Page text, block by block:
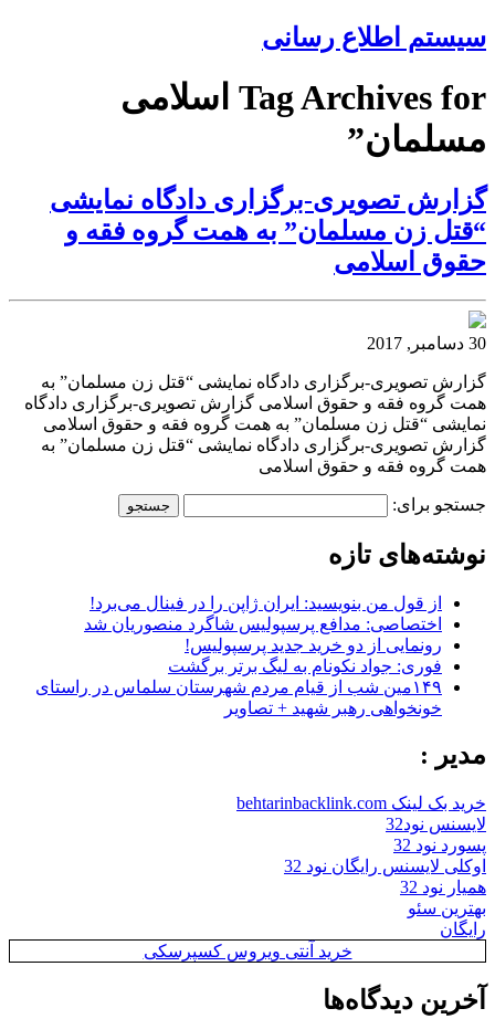
سیستم اطلاع رسانی
Tag Archives for اسلامی
مسلمان”
گزارش تصویری-برگزاری دادگاه نمایشی
“قتل زن مسلمان” به همت گروه فقه و
حقوق اسلامی
30 دسامبر, 2017
گزارش تصویری-برگزاری دادگاه نمایشی “قتل زن مسلمان” به
همت گروه فقه و حقوق اسلامی گزارش تصویری-برگزاری دادگاه
نمایشی “قتل زن مسلمان” به همت گروه فقه و حقوق اسلامی
گزارش تصویری-برگزاری دادگاه نمایشی “قتل زن مسلمان” به
همت گروه فقه و حقوق اسلامی
جستجو برای:
نوشته‌های تازه
از قول من بنویسید: ایران ژاپن را در فینال می‌برد!
اختصاصی: مدافع پرسپولیس شاگرد منصوریان شد
رونمایی از دو خرید جدید پرسپولیس!
فوری: جواد نکونام به لیگ برتر برگشت
۱۴۹مین شب از قیام مردم شهرستان سلماس در راستای
خونخواهی رهبر شهید + تصاویر
مدیر :
خرید بک لینک behtarinbacklink.com
لایسنس نود32
پسورد نود 32
اوکلی لایسنس رایگان نود 32
همیار نود 32
بهترین سئو
رایگان
خرید آنتی ویروس کسپرسکی
آخرین دیدگاه‌ها